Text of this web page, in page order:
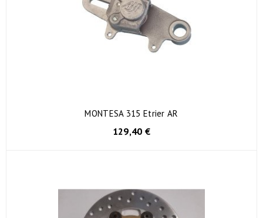
MONTESA 315 Etrier AR
129,40 €